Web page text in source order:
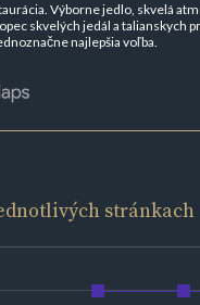
Výborne jedlo, skvelá
skvelých jedál a talianskych
najlepšia voľba.
stránkach